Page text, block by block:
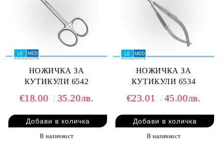
НОЖИЧКА ЗА
КУТИКУЛИ 6542
€18.00 35.20лв.
В наличност
НОЖИЧКА ЗА
КУТИКУЛИ 6534
€23.01 45.00лв.
В наличност